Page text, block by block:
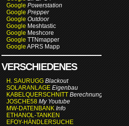
Google Powerstation
Google Prepper
Google Outdoor
Google Meshtastic
Google Meshcore
Google TTNmapper
Google APRS Mapp
VERSCHIEDENES
H. SAURUGG Blackout
SOLARANLAGE Eigenbau
KABELQUERSCHNITT Berechnung
JOSCHE58 My Youtube
MW-DATENBANK Info
ETHANOL-TANKEN
EFOY-HÄNDLERSUCHE